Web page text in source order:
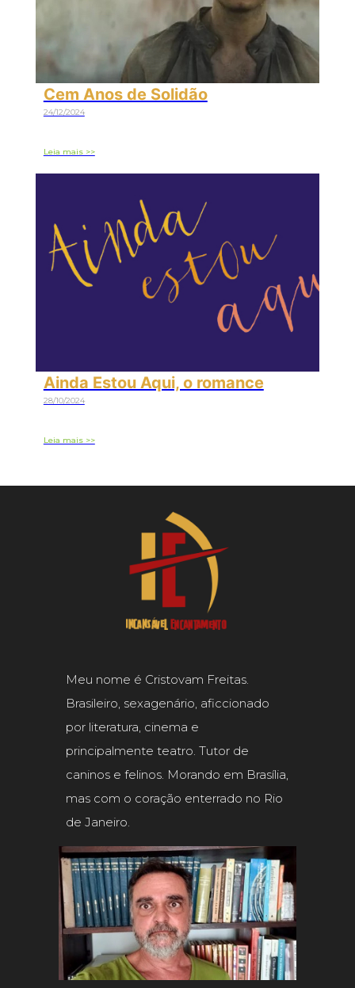
Cem Anos de Solidão
24/12/2024
Leia mais >>
Ainda Estou Aqui, o romance
28/10/2024
Leia mais >>
Meu nome é Cristovam Freitas.
Brasileiro, sexagenário, aficcionado
por literatura, cinema e
principalmente teatro. Tutor de
caninos e felinos. Morando em Brasília,
mas com o coração enterrado no Rio
de Janeiro.